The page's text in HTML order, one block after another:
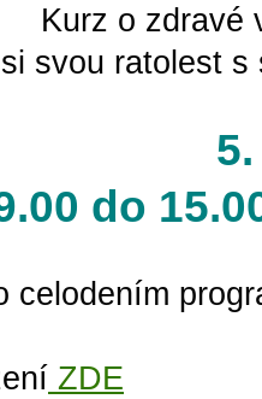
výživě
svou ratolest
do
celodením
ZDE